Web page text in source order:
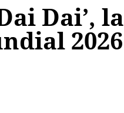
Dai’, la
2026